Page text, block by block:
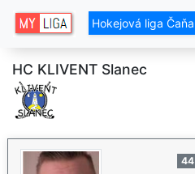
Hokejová liga Čaňa
HC KLIVENT Slanec
44